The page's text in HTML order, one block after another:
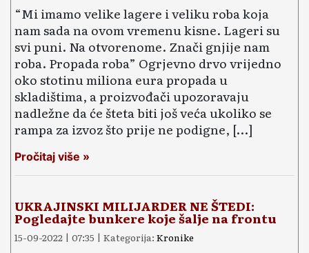
“Mi imamo velike lagere i veliku roba koja
nam sada na ovom vremenu kisne. Lageri su
svi puni. Na otvorenome. Znači gnjije nam
roba. Propada roba” Ogrjevno drvo vrijedno
oko stotinu miliona eura propada u
skladištima, a proizvođači upozoravaju
nadležne da će šteta biti јоš veća ukoliko se
rampa za izvoz što prije ne podigne, […]
Pročitaj više »
UKRAJINSKI MILIJARDER NE ŠTEDI:
Pogledajte bunkere koje šalje na frontu
15-09-2022 | 07:35 | Kategorija: Kronike